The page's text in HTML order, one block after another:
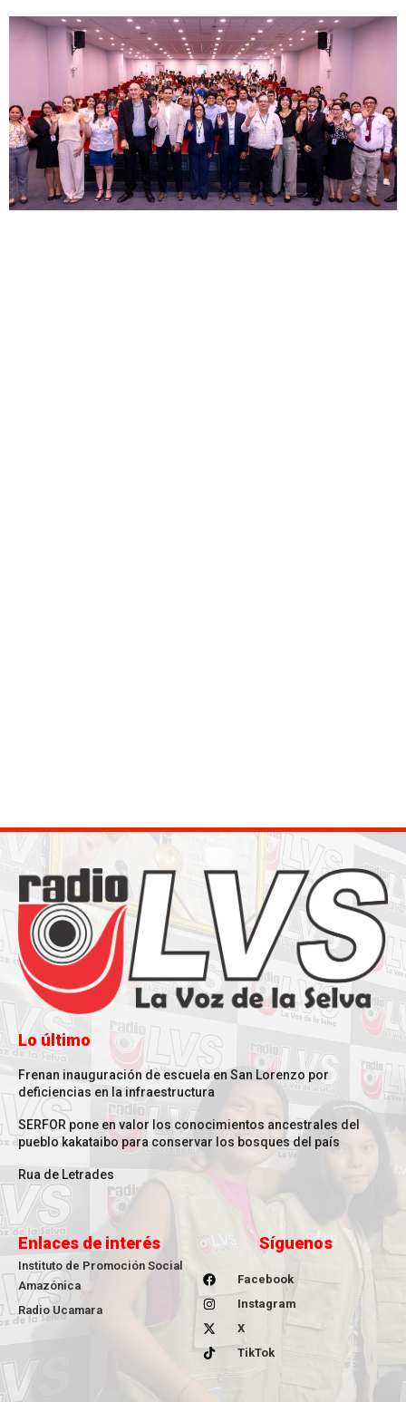
Lo último
Frenan inauguración de escuela en San Lorenzo por
deficiencias en la infraestructura
SERFOR pone en valor los conocimientos ancestrales del
pueblo kakataibo para conservar los bosques del país
Rua de Letrades
Enlaces de interés
Instituto de Promoción Social
Amazónica
Radio Ucamara
Síguenos
Facebook
Instagram
X
TikTok